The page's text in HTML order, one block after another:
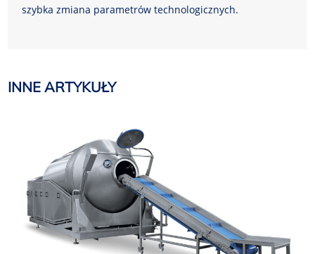
szybka zmiana parametrów technologicznych.
INNE ARTYKUŁY